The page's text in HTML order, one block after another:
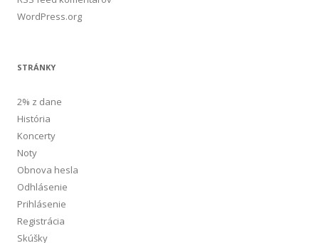
WordPress.org
STRÁNKY
2% z dane
História
Koncerty
Noty
Obnova hesla
Odhlásenie
Prihlásenie
Registrácia
Skúšky